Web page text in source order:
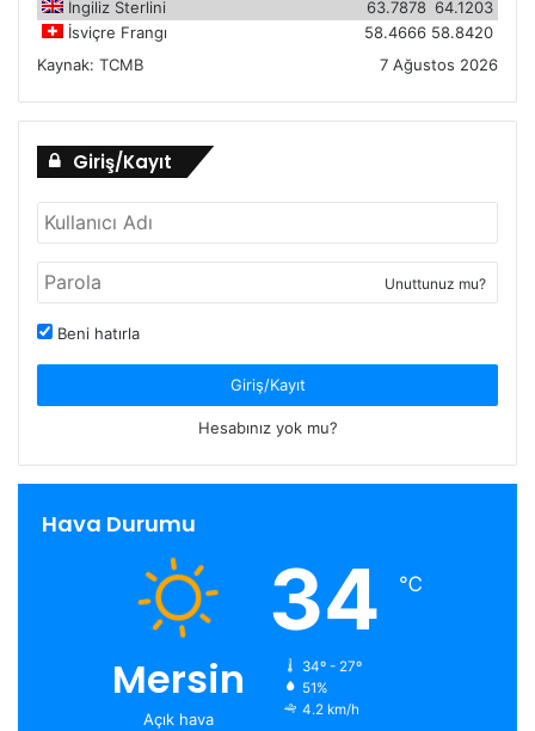
İngiliz Sterlini
64.1203
63.7878
İsviçre Frangı
58.8420
58.4666
Kaynak: TCMB 7 Ağustos 2026
Giriş/Kayıt
Unuttunuz mu?
Beni hatırla
Giriş/Kayıt
Hesabınız yok mu?
Hava Durumu
Mersin
Açık hava
34 ℃
34º - 27º
51%
4.2 km/h